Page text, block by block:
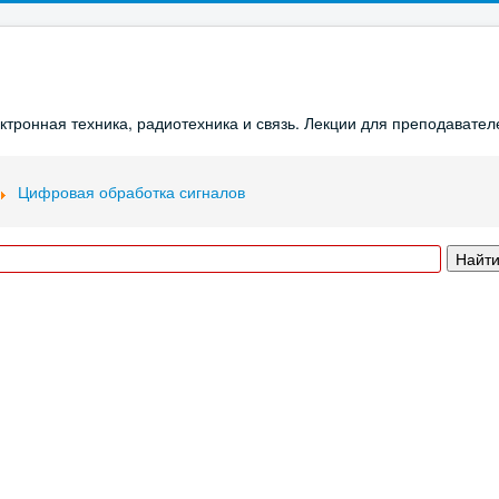
техника, радиотехника и связь. Лекции для
Цифровая обработка сигналов